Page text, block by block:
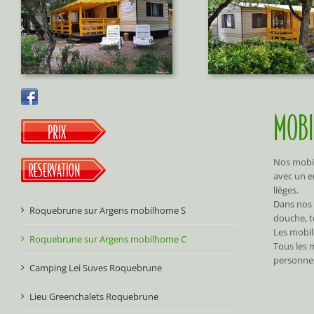
Roquebrune sur Argens mobilhome S
Roquebrune sur Argens mobilhome C
Camping Lei Suves Roquebrune
Lieu Greenchalets Roquebrune
Nos
avec un
lièges.
Dans
douche,
Les
Tous les